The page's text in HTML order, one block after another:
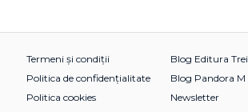
Termeni și condiții
Politica de confidențialitate
Politica cookies
Blog Editura Trei
Blog Pandora M
Newsletter